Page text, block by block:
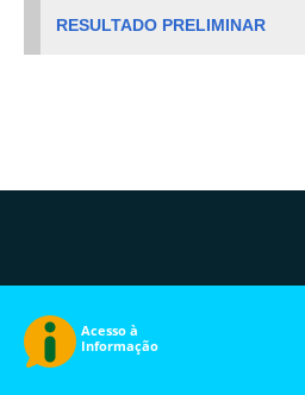
RESULTADO PRELIMINAR